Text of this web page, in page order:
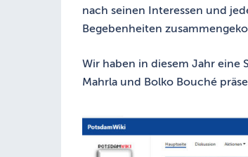
nach seinen Interessen und
Begebenheiten
Wir haben in diesem Jahr eine
Mahrla und Bolko Bouché